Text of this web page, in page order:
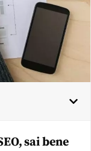
sai bene